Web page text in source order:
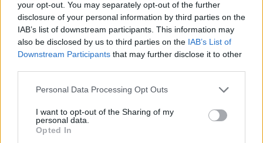
your opt-out. You may separately opt-out of the further
disclosure of your personal information by third parties on the
IAB’s list of downstream participants. This information may
also be disclosed by us to third parties on the IAB’s List of
Downstream Participants that may further disclose it to other
Please note that this website/app uses one or more Google
not limited to your visit or usage behaviour. You may click to
grant or deny consent to Google and its third-party tags to
use your data for below specified purposes in below Google
Personal Data Processing Opt Outs
I want to opt-out of the Sharing of my
personal data.
Opted In
Cómo la crisis de refino está afectando los precios de la
gasolina y el diésel
Lucía Herrera · 7 Ago 2026
FINANZAS